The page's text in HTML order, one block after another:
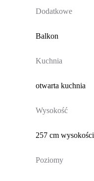
Dodatkowe
Balkon
Kuchnia
otwarta kuchnia
Wysokość
257 cm wysokości
Poziomy